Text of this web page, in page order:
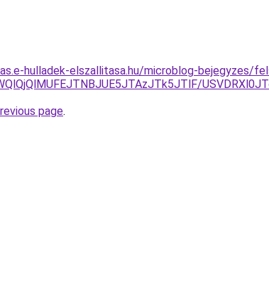
hulladek-elszallitasa.hu/microblog-bejegyzes/
page.